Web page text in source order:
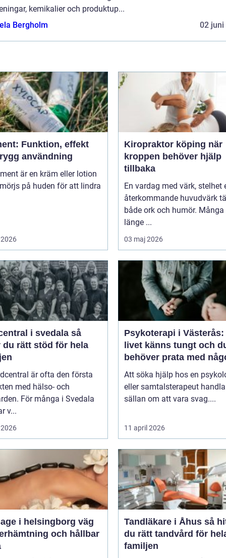
kemikalier och produktup...
Bergholm
02 juni
Funktion, effekt
användning
är en kräm eller lotion
på huden för att lindra
Kiropraktor köping när
kroppen behöver hjälp
tillbaka
En vardag med värk, stelhet
återkommande huvudvärk
både ork och humör. Många
länge ...
03 maj 2026
i svedala så
du rätt stöd för hela
är ofta den första
med hälso- och
För många i Svedala
v...
Psykoterapi i Västerås:
livet känns tungt och
behöver prata med
Att söka hjälp hos en
eller samtalsterapeut
sällan om att vara svag....
11 april 2026
i helsingborg väg
och hållbar
Tandläkare i Åhus så hittar
du rätt tandvård för
familjen